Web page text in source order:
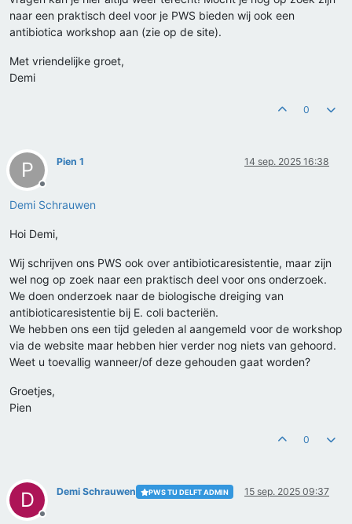
naar een praktisch deel voor je PWS bieden wij ook een
antibiotica workshop aan (zie op de site).
Met vriendelijke groet,
Demi
0
P
Offline
Pien 1 14 sep. 2025 16:38
Demi Schrauwen
Hoi Demi,
Wij schrijven ons PWS ook over antibioticaresistentie, maar zijn
wel nog op zoek naar een praktisch deel voor ons onderzoek.
We doen onderzoek naar de biologische dreiging van
antibioticaresistentie bij E. coli bacteriën.
We hebben ons een tijd geleden al aangemeld voor de workshop
via de website maar hebben hier verder nog niets van gehoord.
Weet u toevallig wanneer/of deze gehouden gaat worden?
Groetjes,
Pien
0
D
Offline
Demi Schrauwen PWS TU DELFT ADMIN 15 sep. 2025 09:37